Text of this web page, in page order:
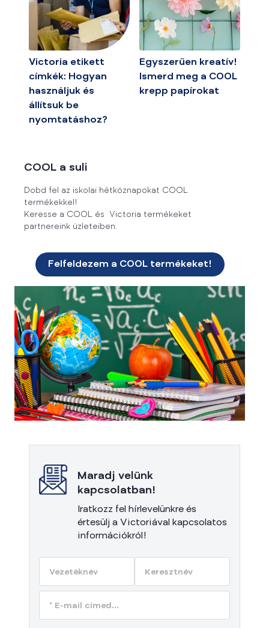
Victoria etikett
címkék: Hogyan
használjuk és
állítsuk be
nyomtatáshoz?
Egyszerűen kreatív!
Ismerd meg a COOL
krepp papírokat
COOL a suli
Dobd fel az iskolai hétköznapokat COOL
termékekkel!
Keresse a COOL és Victoria termékeket
partnereink üzleteiben.
Felfeldezem a COOL termékeket!
Maradj velünk
kapcsolatban!
Iratkozz fel hírlevelünkre és
értesülj a Victoriával kapcsolatos
információkról!